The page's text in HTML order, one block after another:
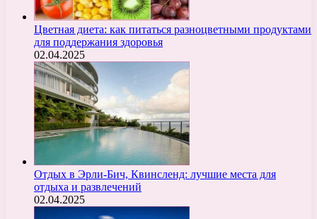
Цветная диета: как питаться разноцветными продуктами
для поддержания здоровья
02.04.2025
Отдых в Эрли-Бич, Квинсленд: лучшие места для
отдыха и развлечений
02.04.2025